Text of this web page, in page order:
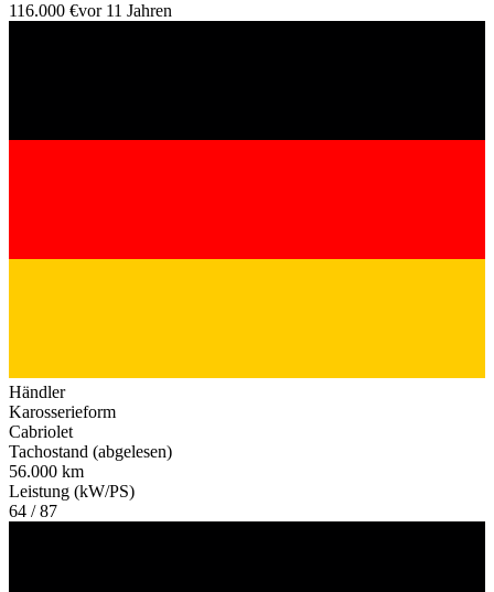
116.000 €vor 11 Jahren
Händler
Karosserieform
Cabriolet
Tachostand (abgelesen)
56.000 km
Leistung (kW/PS)
64 / 87